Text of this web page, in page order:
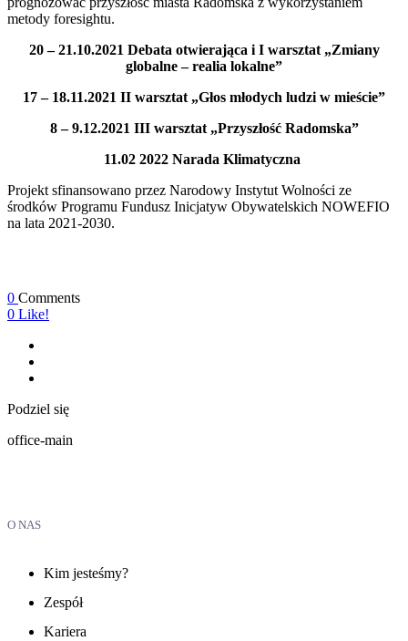
metody foresightu.
20 – 21.10.2021 Debata otwierająca i I warsztat „Zmiany
globalne – realia lokalne”
17 – 18.11.2021 II warsztat „Głos młodych ludzi w mieście”
8 – 9.12.2021 III warsztat „Przyszłość Radomska”
11.02 2022 Narada Klimatyczna
Projekt sfinansowano przez Narodowy Instytut Wolności ze
środków Programu Fundusz Inicjatyw Obywatelskich NOWEFIO
na lata 2021-2030.
0 Comments
0 Like!
Podziel się
office-main
O NAS
Kim jesteśmy?
Zespół
Kariera